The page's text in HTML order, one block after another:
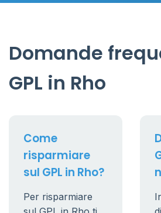
Domande
GPL in Rho
Come
risparmiare
sul GPL in Rho?
Per risparmiare